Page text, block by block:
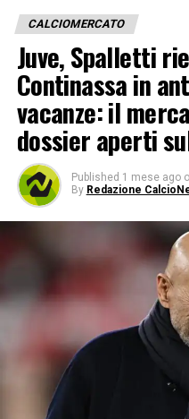
CALCIOMERCATO
Juve, Spalletti
Continassa in
vacanze: il
dossier aperti
Published 1 mese ago
By Redazione